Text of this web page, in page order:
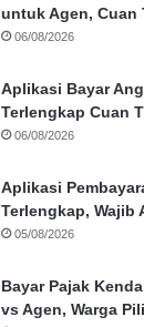
untuk Agen, Cuan
06/08/2026
Aplikasi Bayar
Terlengkap Cuan
06/08/2026
Aplikasi
Terlengkap, Wajib
05/08/2026
Bayar Pajak
vs Agen, Warga